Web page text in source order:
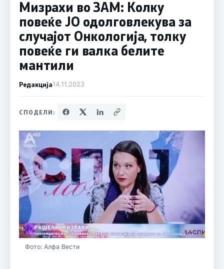
Мизрахи во ЗАМ: Колку
повеќе ЈО одолговлекува за
случајот Онкологија, толку
повеќе ги валка белите
мантили
Редакција14.11.2023
СПОДЕЛИ:
Фото: Алфа Вести